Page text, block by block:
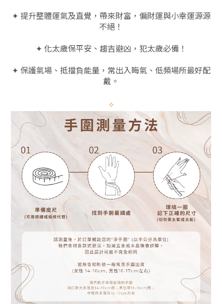
✦ 提升整體運氣及直覺，帶來財富，偏財運與小幸運源源
不絕！
✦ 化太歲保平安、趨吉避凶，犯太歲必備！
✦ 保護氣場、抵擋負能量，常出入晦氣、低頻場所最好配
戴。
✧